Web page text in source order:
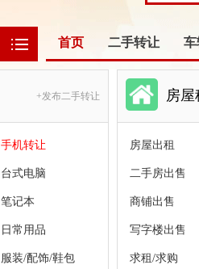
首页 二手转让 车
+发布二手转让
手机转让
台式电脑
笔记本
日常用品
服装/配饰/鞋包
房屋
房屋出租
二手房出售
商铺出售
写字楼出售
求租/求购